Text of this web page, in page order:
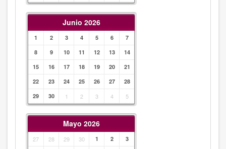
Junio 2026
1 2 3 4 5 6
7
8
9 10 11 12 13
14
15
16 17 18 19 20
21
22
23 24 25 26 27
28
29
30 1 2 3 4 5
Mayo 2026
27 28 29 30 1 2
3